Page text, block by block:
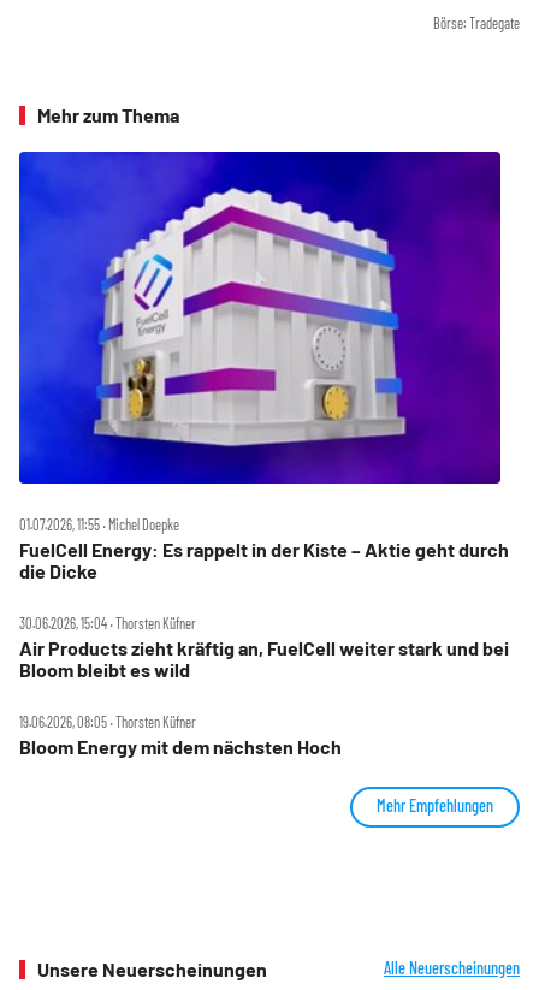
Börse: Tradegate
Mehr zum Thema
01.07.2026, 11:55 ‧ Michel Doepke
FuelCell Energy: Es rappelt in der Kiste – Aktie geht durch
die Dicke
30.06.2026, 15:04 ‧ Thorsten Küfner
Air Products zieht kräftig an, FuelCell weiter stark und bei
Bloom bleibt es wild
19.06.2026, 08:05 ‧ Thorsten Küfner
Bloom Energy mit dem nächsten Hoch
Mehr Empfehlungen
Unsere Neuerscheinungen Alle Neuerscheinungen